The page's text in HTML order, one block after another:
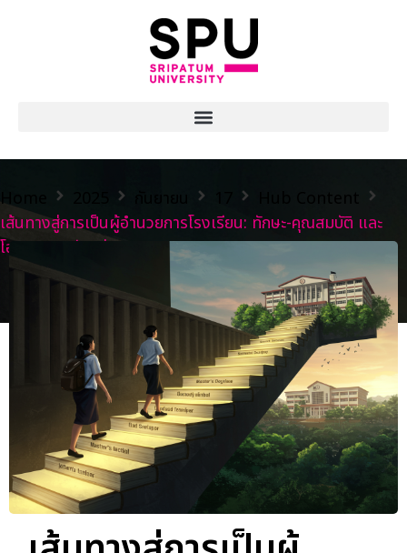
Home
เส้นทางสู่การเป็นผู้อำนวยการโรงเรียน: ทักษะ-คุณสมบัติ และ
โอกาสการเรียนต่อ